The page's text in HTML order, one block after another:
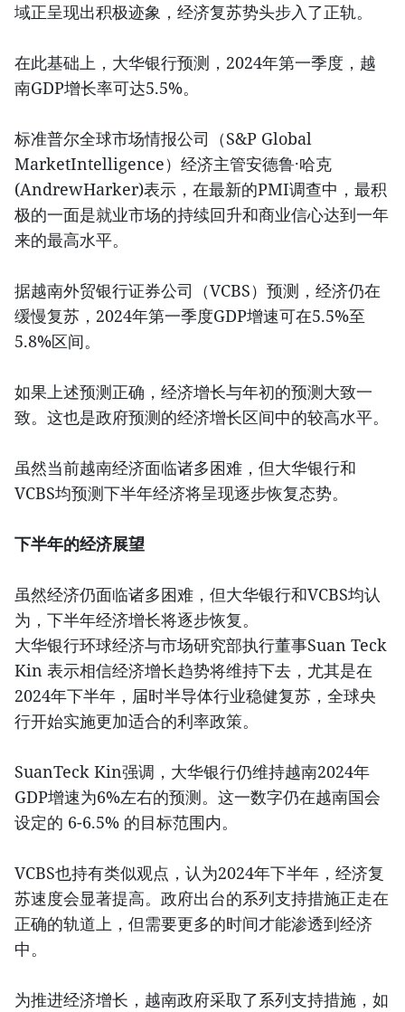
域正呈现出积极迹象，经济复苏势头步入了正轨。
在此基础上，大华银行预测，2024年第一季度，越
南GDP增长率可达5.5%。
标准普尔全球市场情报公司（S&P Global
MarketIntelligence）经济主管安德鲁·哈克
(AndrewHarker)表示，在最新的PMI调查中，最积
极的一面是就业市场的持续回升和商业信心达到一年
来的最高水平。
据越南外贸银行证券公司（VCBS）预测，经济仍在
缓慢复苏，2024年第一季度GDP增速可在5.5%至
5.8%区间。
如果上述预测正确，经济增长与年初的预测大致一
致。这也是政府预测的经济增长区间中的较高水平。
虽然当前越南经济面临诸多困难，但大华银行和
VCBS均预测下半年经济将呈现逐步恢复态势。
下半年的经济展望
虽然经济仍面临诸多困难，但大华银行和VCBS均认
为，下半年经济增长将逐步恢复。
大华银行环球经济与市场研究部执行董事Suan Teck
Kin 表示相信经济增长趋势将维持下去，尤其是在
2024年下半年，届时半导体行业稳健复苏，全球央
行开始实施更加适合的利率政策。
SuanTeck Kin强调，大华银行仍维持越南2024年
GDP增速为6%左右的预测。这一数字仍在越南国会
设定的 6-6.5% 的目标范围内。
VCBS也持有类似观点，认为2024年下半年，经济复
苏速度会显著提高。政府出台的系列支持措施正走在
正确的轨道上，但需要更多的时间才能渗透到经济
中。
为推进经济增长，越南政府采取了系列支持措施，如